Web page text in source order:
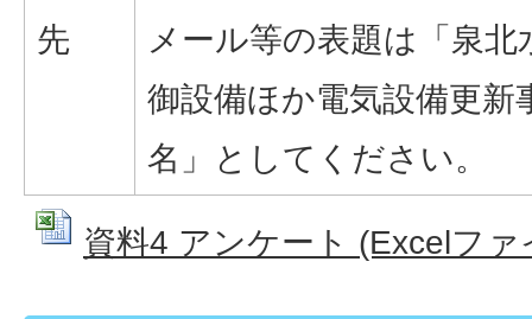
先
メール等の表題は「泉
御設備ほか電気設備更新
名」としてください。
資料4 アンケート (Excelフ